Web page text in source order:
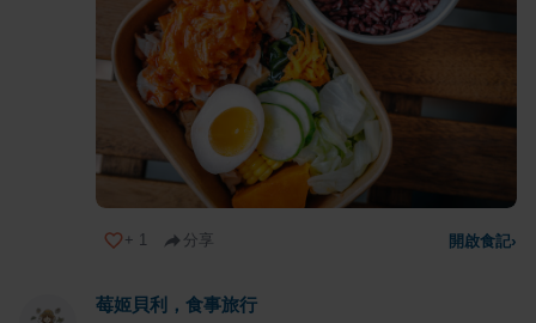
+ 1 分享 開啟食記›
莓姬貝利，食事旅行